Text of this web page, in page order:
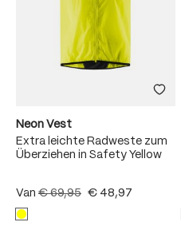
Neon Vest
Extra leichte Radweste zum
Überziehen in Safety Yellow
Van € 69,95 € 48,97